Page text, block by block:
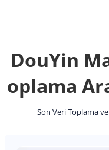
DouYin
oplama
Son Veri Toplama